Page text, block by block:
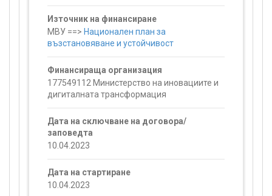
Източник на финансиране
МВУ ==> Национален план за
възстановяване и устойчивост
Финансираща организация
177549112 Министерство на иновациите и
дигиталната трансформация
Дата на сключване на договора/
заповедта
10.04.2023
Дата на стартиране
10.04.2023